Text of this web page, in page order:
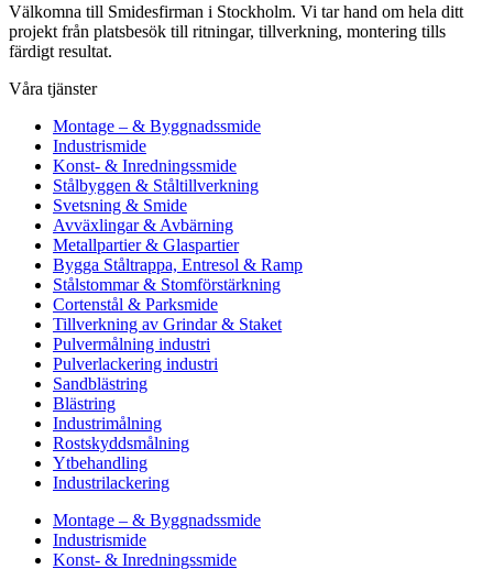
Välkomna till Smidesfirman i Stockholm. Vi tar hand om hela ditt
projekt från platsbesök till ritningar, tillverkning, montering tills
färdigt resultat.
Våra tjänster
Montage – & Byggnadssmide
Industrismide
Konst- & Inredningssmide
Stålbyggen & Ståltillverkning
Svetsning & Smide
Avväxlingar & Avbärning
Metallpartier & Glaspartier
Bygga Ståltrappa, Entresol & Ramp
Stålstommar & Stomförstärkning
Cortenstål & Parksmide
Tillverkning av Grindar & Staket
Pulvermålning industri
Pulverlackering industri
Sandblästring
Blästring
Industrimålning
Rostskyddsmålning
Ytbehandling
Industrilackering
Montage – & Byggnadssmide
Industrismide
Konst- & Inredningssmide